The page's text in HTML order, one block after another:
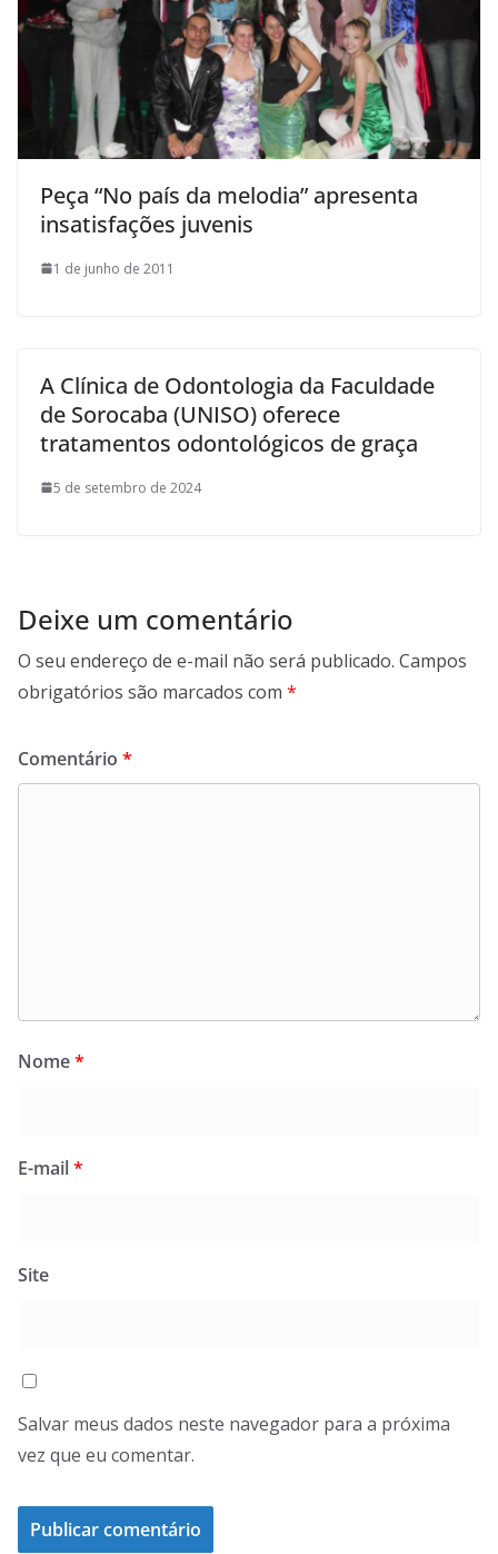
Peça “No país da melodia” apresenta
insatisfações juvenis
1 de junho de 2011
A Clínica de Odontologia da Faculdade
de Sorocaba (UNISO) oferece
tratamentos odontológicos de graça
5 de setembro de 2024
Deixe um comentário
O seu endereço de e-mail não será publicado. Campos
obrigatórios são marcados com *
Comentário *
Nome*
E-mail*
Site
Salvar meus dados neste navegador para a próxima
vez que eu comentar.